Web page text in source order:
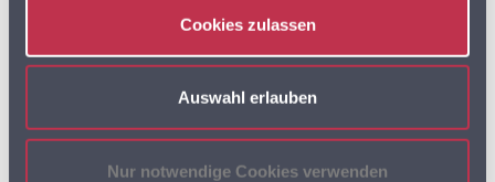
Cookies zulassen
Auswahl erlauben
Nur notwendige Cookies verwenden
MULTIROUTE GO! NEWS
MULTIROUTE TOUR!